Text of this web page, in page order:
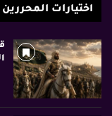
اختيارات المحررين